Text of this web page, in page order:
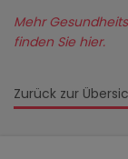
Zurück zur
Mehr
finden Sie hier.